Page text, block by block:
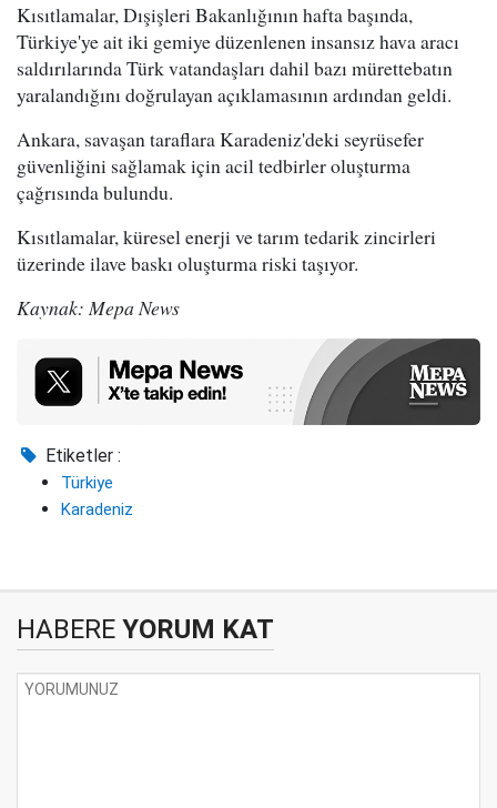
Kısıtlamalar, Dışişleri Bakanlığının hafta başında,
Türkiye'ye ait iki gemiye düzenlenen insansız hava aracı
saldırılarında Türk vatandaşları dahil bazı mürettebatın
yaralandığını doğrulayan açıklamasının ardından geldi.
Ankara, savaşan taraflara Karadeniz'deki seyrüsefer
güvenliğini sağlamak için acil tedbirler oluşturma
çağrısında bulundu.
Kısıtlamalar, küresel enerji ve tarım tedarik zincirleri
üzerinde ilave baskı oluşturma riski taşıyor.
Kaynak: Mepa News
Etiketler :
Türkiye
Karadeniz
HABERE YORUM KAT